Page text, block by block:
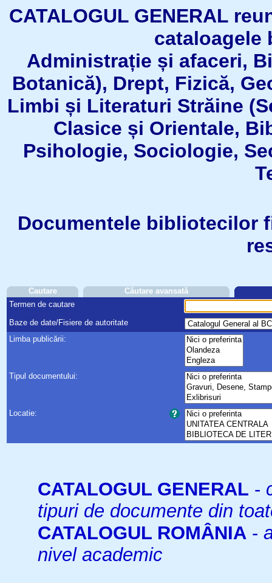
CATALOGUL GENERAL
Administrație și afaceri,
Botanică), Drept, Fizică,
Limbi și Literaturi Străine
Clasice și Orientale,
Psihologie, Sociologie,
Documentele bibliotecilor
Cautare
Căutare avansată
Termen de cautare
Baze de date/Fisiere de autoritate
Limba publicării:
Tipul documentului:
Locatie:
CATALOGUL GENERAL -
tipuri de documente din
CATALOGUL ROMÂNIA -
nivel academic